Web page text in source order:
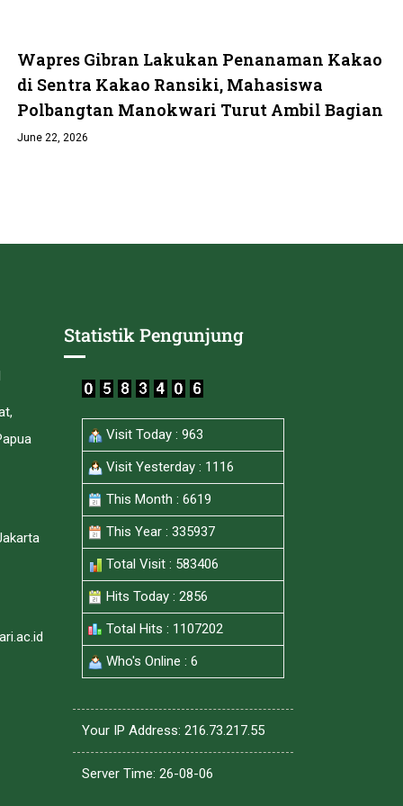
2024
T.A 2023/2024
MANOKWARI T.A 2023/2024
MANOKWARI T.A 2023/2024
MANOKWARI T.A 2023/2024
POLBANGTAN MANOKWARI T.A 2023/2024
POLBANGTAN MANOKWARI T.A 2023/2024
LANJUT KE PEMERIKSAAN KESEHATAN POLBANGTAN
MANOKWARI T.A 2023/2024
MANOKWARI T.A 2023/2024
MANOKWARI TAHUN AKADEMIK 2023/2024
PEMBANGUNAN PERTANIAN (POLBANGTAN) MANOKWARI
2022/2023
PEMBANGUNAN PERTANIAN (POLBANGTAN) MANOKWARI
Wapres Gibran Lakukan Penanaman Kakao
di Sentra Kakao Ransiki, Mahasiswa
Polbangtan Manokwari Turut Ambil Bagian
June 22, 2026
Statistik Pengunjung
Visit Today : 963
Visit Yesterday : 1116
This Month : 6619
This Year : 335937
Total Visit : 583406
Hits Today : 2856
Total Hits : 1107202
Who's Online : 6
Your IP Address: 216.73.217.55
Server Time: 26-08-06